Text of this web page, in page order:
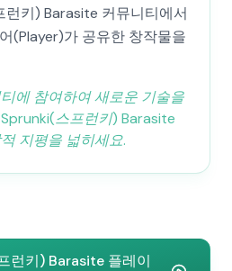
런키) Barasite 커뮤니티에서
(Player)가 공유한 창작물을
에 참여하여 새로운 기술을
스프런키) Barasite
지평을 넓히세요.
런키) Barasite 플레이